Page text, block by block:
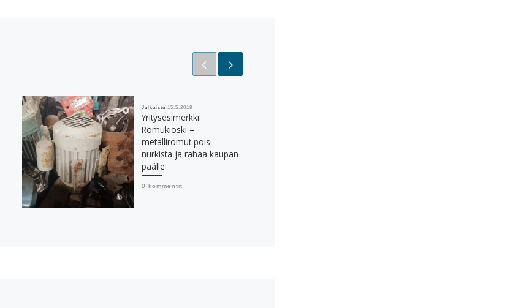
Julkaistu 15.5.2018
Yritysesimerkki:
Romukioski –
metalliromut pois
nurkista ja rahaa kaupan
päälle
0 kommentit